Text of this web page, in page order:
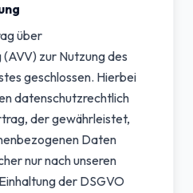
über
zur Nutzung des
geschlossen. Hierbei
datenschutzrechtlich
der gewährleistet,
Daten
nur nach unseren
der DSGVO